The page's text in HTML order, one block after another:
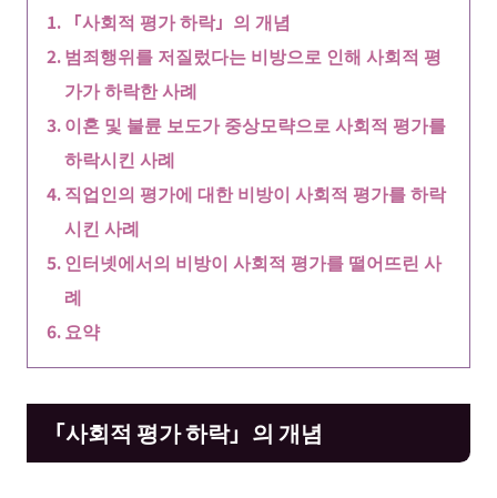
「사회적 평가 하락」의 개념
범죄행위를 저질렀다는 비방으로 인해 사회적 평
가가 하락한 사례
이혼 및 불륜 보도가 중상모략으로 사회적 평가를
하락시킨 사례
직업인의 평가에 대한 비방이 사회적 평가를 하락
시킨 사례
인터넷에서의 비방이 사회적 평가를 떨어뜨린 사
례
요약
「사회적 평가 하락」의 개념